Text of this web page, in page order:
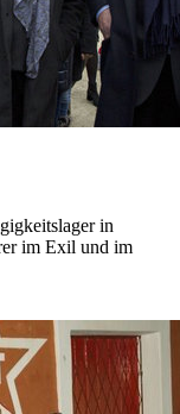
in
im Exil und im